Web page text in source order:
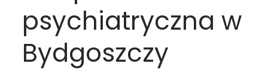
psychiatryczna w
Bydgoszczy